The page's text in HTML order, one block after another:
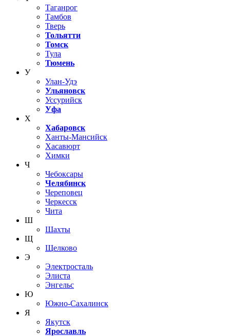
Таганрог
Тамбов
Тверь
Тольятти
Томск
Тула
Тюмень
У
Улан-Удэ
Ульяновск
Уссурийск
Уфа
Х
Хабаровск
Ханты-Мансийск
Хасавюрт
Химки
Ч
Чебоксары
Челябинск
Череповец
Черкесск
Чита
Ш
Шахты
Щ
Щелково
Э
Электросталь
Элиста
Энгельс
Ю
Южно-Сахалинск
Я
Якутск
Ярославль